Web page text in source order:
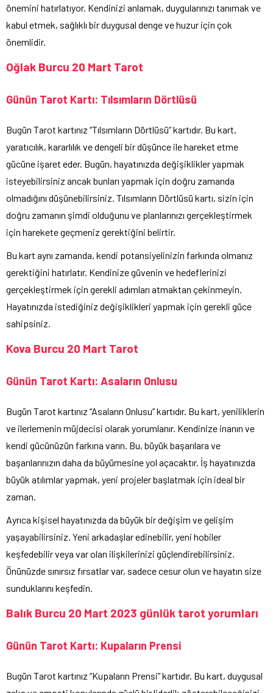
önemini hatırlatıyor. Kendinizi anlamak, duygularınızı tanımak ve
kabul etmek, sağlıklı bir duygusal denge ve huzur için çok
önemlidir.
Oğlak Burcu 20 Mart Tarot
Günün Tarot Kartı: Tılsımların Dörtlüsü
Bugün Tarot kartınız “Tılsımların Dörtlüsü” kartıdır. Bu kart,
yaratıcılık, kararlılık ve dengeli bir düşünce ile hareket etme
gücüne işaret eder. Bugün, hayatınızda değişiklikler yapmak
isteyebilirsiniz ancak bunları yapmak için doğru zamanda
olmadığını düşünebilirsiniz. Tılsımların Dörtlüsü kartı, sizin için
doğru zamanın şimdi olduğunu ve planlarınızı gerçekleştirmek
için harekete geçmeniz gerektiğini belirtir.
Bu kart aynı zamanda, kendi potansiyelinizin farkında olmanız
gerektiğini hatırlatır. Kendinize güvenin ve hedeflerinizi
gerçekleştirmek için gerekli adımları atmaktan çekinmeyin.
Hayatınızda istediğiniz değişiklikleri yapmak için gerekli güce
sahipsiniz.
Kova Burcu 20 Mart Tarot
Günün Tarot Kartı: Asaların Onlusu
Bugün Tarot kartınız “Asaların Onlusu” kartıdır. Bu kart, yeniliklerin
ve ilerlemenin müjdecisi olarak yorumlanır. Kendinize inanın ve
kendi gücünüzün farkına varın. Bu, büyük başarılara ve
başarılarınızın daha da büyümesine yol açacaktır. İş hayatınızda
büyük atılımlar yapmak, yeni projeler başlatmak için ideal bir
zaman.
Ayrıca kişisel hayatınızda da büyük bir değişim ve gelişim
yaşayabilirsiniz. Yeni arkadaşlar edinebilir, yeni hobiler
keşfedebilir veya var olan ilişkilerinizi güçlendirebilirsiniz.
Önünüzde sınırsız fırsatlar var, sadece cesur olun ve hayatın size
sunduklarını keşfedin.
Balık Burcu 20 Mart 2023 günlük tarot yorumları
Günün Tarot Kartı: Kupaların Prensi
Bugün Tarot kartınız “Kupaların Prensi” kartıdır. Bu kart, duygusal